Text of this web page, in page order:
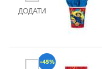
ДОДАТИ
-45%